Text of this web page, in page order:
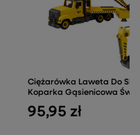
Ciężarówka Laweta Do
Koparka Gąsienicowa
95,95 zł